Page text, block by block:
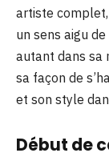
artiste
un sens aigu
autant dans sa
sa façon de
et son style
Début de